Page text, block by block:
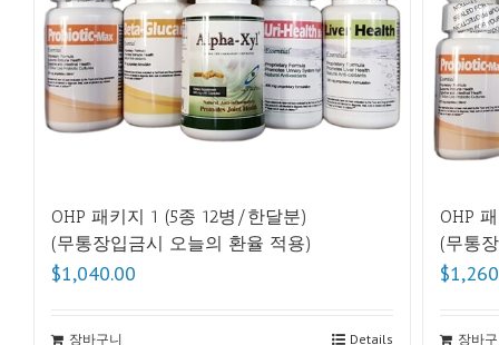
OHP 패키지 1 (5종 12병/한달분)
(무통장입금시 오늘의 환율 적용)
$1,040.00
장바구니 Details
OHP
(무통
장바